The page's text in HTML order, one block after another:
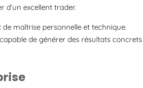
excellent trader.
maîtrise personnelle et technique.
de générer des résultats concrets